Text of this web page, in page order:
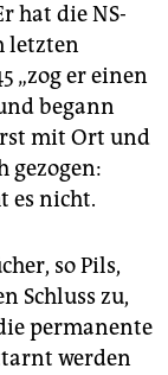
hat die NS-
letzten
„zog er einen
begann
mit Ort und
gezogen:
es nicht.
so Pils,
Schluss zu,
permanente
werden